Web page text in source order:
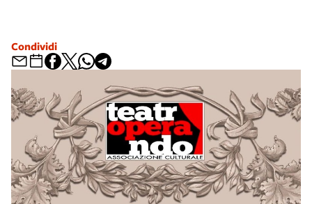
Condividi